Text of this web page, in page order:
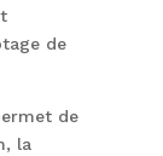
de
de
la